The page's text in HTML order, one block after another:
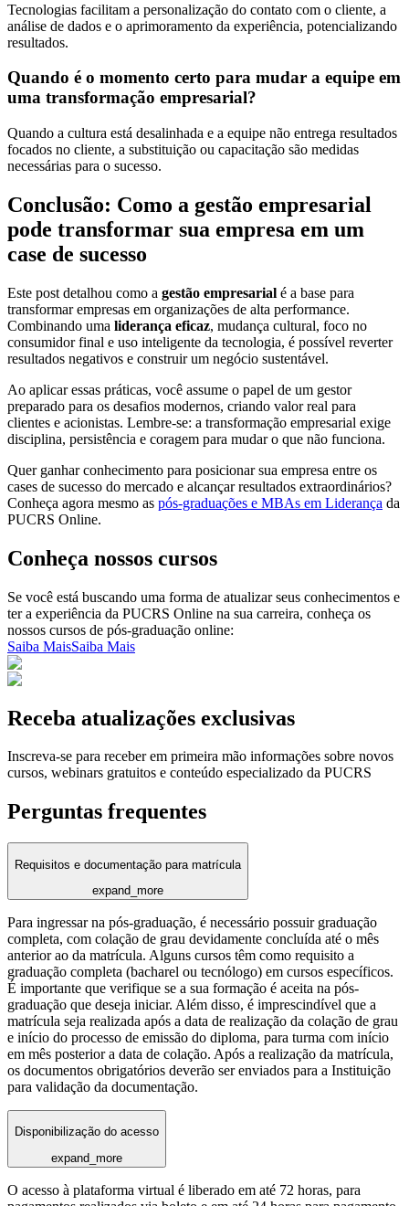
Tecnologias facilitam a personalização do contato com o cliente, a
análise de dados e o aprimoramento da experiência, potencializando
resultados.
Quando é o momento certo para mudar a equipe em
uma transformação empresarial?
Quando a cultura está desalinhada e a equipe não entrega resultados
focados no cliente, a substituição ou capacitação são medidas
necessárias para o sucesso.
Conclusão: Como a gestão empresarial
pode transformar sua empresa em um
case de sucesso
Este post detalhou como a gestão empresarial é a base para
transformar empresas em organizações de alta performance.
Combinando uma liderança eficaz, mudança cultural, foco no
consumidor final e uso inteligente da tecnologia, é possível reverter
resultados negativos e construir um negócio sustentável.
Ao aplicar essas práticas, você assume o papel de um gestor
preparado para os desafios modernos, criando valor real para
clientes e acionistas. Lembre-se: a transformação empresarial exige
disciplina, persistência e coragem para mudar o que não funciona.
Quer ganhar conhecimento para posicionar sua empresa entre os
cases de sucesso do mercado e alcançar resultados extraordinários?
Conheça agora mesmo as pós-graduações e MBAs em Liderança da
PUCRS Online.
Conheça nossos cursos
Se você está buscando uma forma de atualizar seus conhecimentos e
ter a experiência da PUCRS Online na sua carreira, conheça os
nossos cursos de pós-graduação online:
Saiba MaisSaiba Mais
Receba atualizações exclusivas
Inscreva-se para receber em primeira mão informações sobre novos
cursos, webinars gratuitos e conteúdo especializado da PUCRS
Perguntas frequentes
Requisitos e documentação para matrícula
expand_more
Para ingressar na pós-graduação, é necessário possuir graduação
completa, com colação de grau devidamente concluída até o mês
anterior ao da matrícula. Alguns cursos têm como requisito a
graduação completa (bacharel ou tecnólogo) em cursos específicos.
É importante que verifique se a sua formação é aceita na pós-
graduação que deseja iniciar. Além disso, é imprescindível que a
matrícula seja realizada após a data de realização da colação de grau
e início do processo de emissão do diploma, para turma com início
em mês posterior a data de colação. Após a realização da matrícula,
os documentos obrigatórios deverão ser enviados para a Instituição
para validação da documentação.
Disponibilização do acesso
expand_more
O acesso à plataforma virtual é liberado em até 72 horas, para